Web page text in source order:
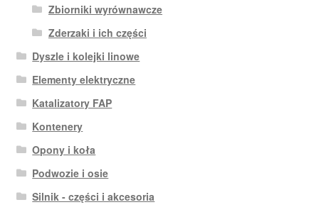
Zbiorniki wyrównawcze
Zderzaki i ich części
Dyszle i kolejki linowe
Elementy elektryczne
Katalizatory FAP
Kontenery
Opony i koła
Podwozie i osie
Silnik - części i akcesoria